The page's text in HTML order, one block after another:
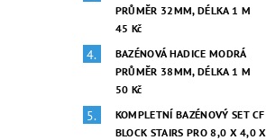
PRŮMĚR 32MM, DÉLKA 1 M
45 Kč
BAZÉNOVÁ HADICE MODRÁ
PRŮMĚR 38MM, DÉLKA 1 M
50 Kč
KOMPLETNÍ BAZÉNOVÝ SET CF
BLOCK STAIRS PRO 8,0 X 4,0 X